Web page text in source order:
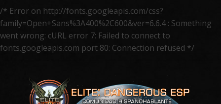
/* Error on http://fonts.googleapis.com/css?
family=Open+Sans%3A400%2C600&ver=6.6.4 : Something
went wrong: cURL error 7: Failed to connect to
fonts.googleapis.com port 80: Connection refused */